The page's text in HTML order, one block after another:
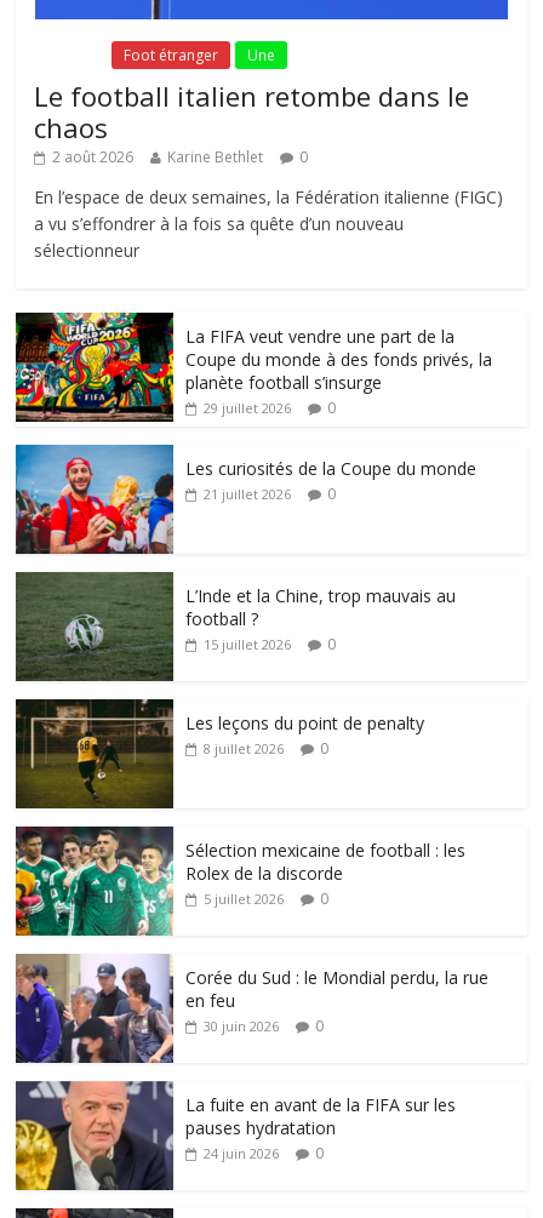
Foot étranger Une
Le football italien retombe dans le
chaos
2 août 2026 Karine Bethlet 0
En l’espace de deux semaines, la Fédération italienne (FIGC)
a vu s’effondrer à la fois sa quête d’un nouveau
sélectionneur
La FIFA veut vendre une part de la
Coupe du monde à des fonds privés, la
planète football s’insurge
29 juillet 2026 0
Les curiosités de la Coupe du monde
21 juillet 2026 0
L’Inde et la Chine, trop mauvais au
football ?
15 juillet 2026 0
Les leçons du point de penalty
8 juillet 2026 0
Sélection mexicaine de football : les
Rolex de la discorde
5 juillet 2026 0
Corée du Sud : le Mondial perdu, la rue
en feu
30 juin 2026 0
La fuite en avant de la FIFA sur les
pauses hydratation
24 juin 2026 0